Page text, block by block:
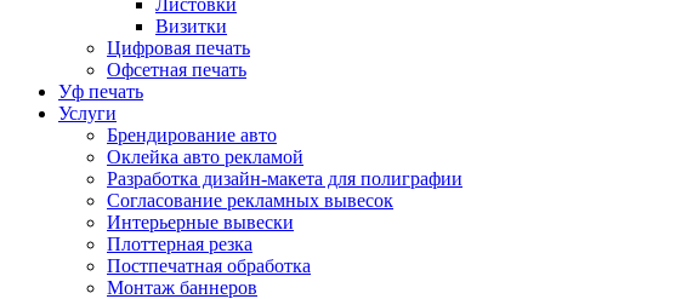
Листовки
Визитки
Цифровая печать
Офсетная печать
Уф печать
Услуги
Брендирование авто
Оклейка авто рекламой
Разработка дизайн-макета для полиграфии
Согласование рекламных вывесок
Интерьерные вывески
Плоттерная резка
Постпечатная обработка
Монтаж баннеров